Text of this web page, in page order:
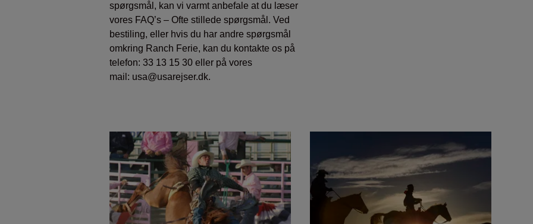
spørgsmål, kan vi varmt anbefale at du læser
vores FAQ’s – Ofte stillede spørgsmål. Ved
bestiling, eller hvis du har andre spørgsmål
omkring Ranch Ferie, kan du kontakte os på
telefon: 33 13 15 30 eller på vores
mail: usa@usarejser.dk.